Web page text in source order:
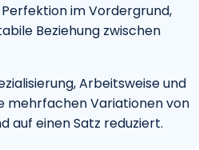
im Vordergrund,
Beziehung zwischen
Arbeitsweise und
mehrfachen Variationen von
auf einen Satz reduziert.